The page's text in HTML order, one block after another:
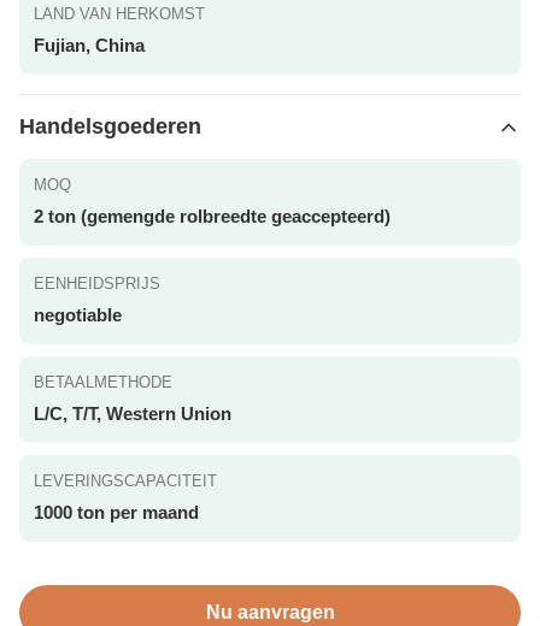
LAND VAN HERKOMST
Fujian, China
Handelsgoederen
MOQ
2 ton (gemengde rolbreedte geaccepteerd)
EENHEIDSPRIJS
negotiable
BETAALMETHODE
L/C, T/T, Western Union
LEVERINGSCAPACITEIT
1000 ton per maand
Nu aanvragen